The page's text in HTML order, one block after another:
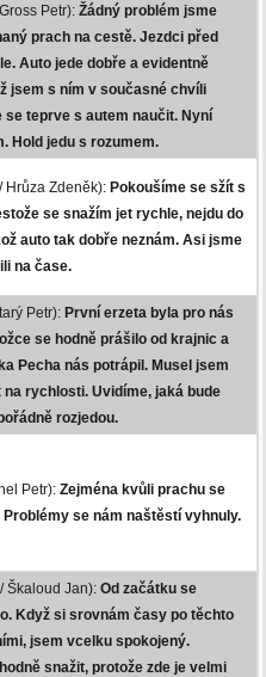
Petr): Žádný problém jsme
prach na cestě. Jezdci před
Auto jede dobře a evidentně
jsem s ním v současné chvíli
se teprve s autem naučit. Nyní
Hold jedu s rozumem.
Hrůza Zdeněk): Pokoušíme se sžít s
se snažím jet rychle, nejdu do
auto tak dobře neznám. Asi jsme
na čase.
Petr): První erzeta byla pro nás
se hodně prášilo od krajnic a
Pecha nás potrápil. Musel jsem
rychlosti. Uvidíme, jaká bude
rozjedou.
Petr): Zejména kvůli prachu se
se nám naštěstí vyhnuly.
Škaloud Jan): Od začátku se
Když si srovnám časy po těchto
jsem vcelku spokojený.
snažit, protože zde je velmi